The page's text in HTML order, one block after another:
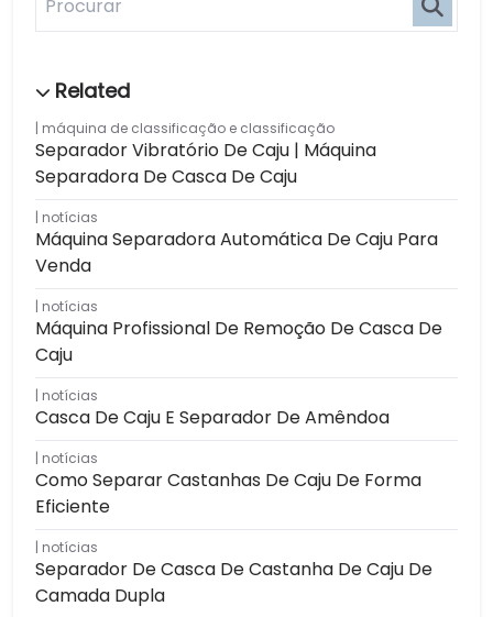
máquina de classificação e classificação
Separador Vibratório De Caju | Máquina
Separadora De Casca De Caju
notícias
Máquina Separadora Automática De Caju Para
Venda
notícias
Máquina Profissional De Remoção De Casca De
Caju
notícias
Casca De Caju E Separador De Amêndoa
notícias
Como Separar Castanhas De Caju De Forma
Eficiente
notícias
Separador De Casca De Castanha De Caju De
Camada Dupla